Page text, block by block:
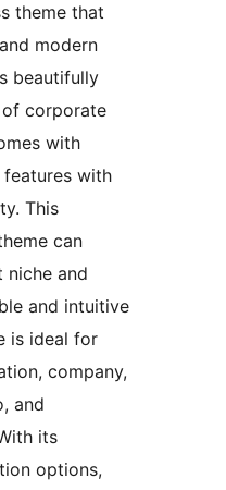
theme that
modern
beautifully
corporate
with
with
This
can
niche and
and intuitive
is ideal for
company,
and
its
options,